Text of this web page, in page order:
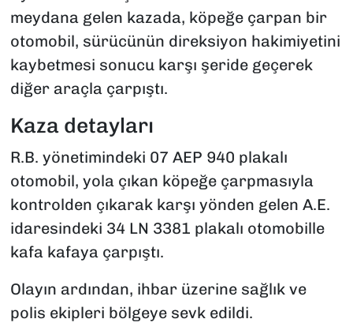
meydana gelen kazada, köpeğe çarpan bir
otomobil, sürücünün direksiyon hakimiyetini
kaybetmesi sonucu karşı şeride geçerek
diğer araçla çarpıştı.
Kaza detayları
R.B. yönetimindeki 07 AEP 940 plakalı
otomobil, yola çıkan köpeğe çarpmasıyla
kontrolden çıkarak karşı yönden gelen A.E.
idaresindeki 34 LN 3381 plakalı otomobille
kafa kafaya çarpıştı.
Olayın ardından, ihbar üzerine sağlık ve
polis ekipleri bölgeye sevk edildi.